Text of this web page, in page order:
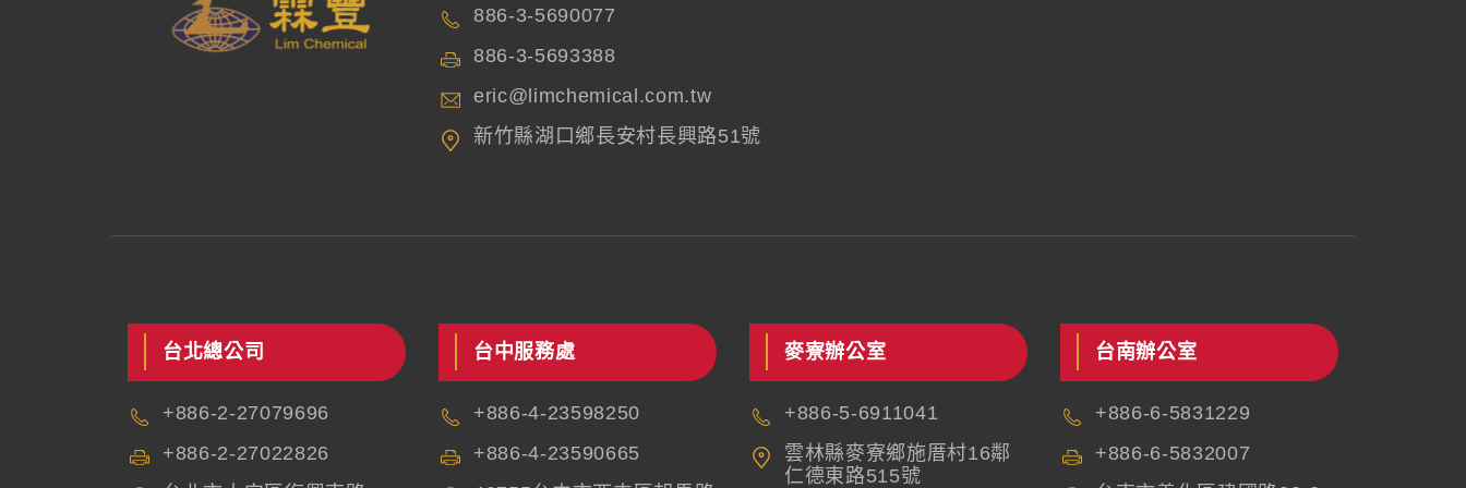
886-3-5690077
886-3-5693388
eric@limchemical.com.tw
新竹縣湖口鄉長安村長興路51號
台北總公司
+886-2-27079696
+886-2-27022826
台中服務處
+886-4-23598250
+886-4-23590665
麥寮辦公室
+886-5-6911041
雲林縣麥寮鄉施厝村16鄰
仁德東路515號
台南辦公室
+886-6-5831229
+886-6-5832007